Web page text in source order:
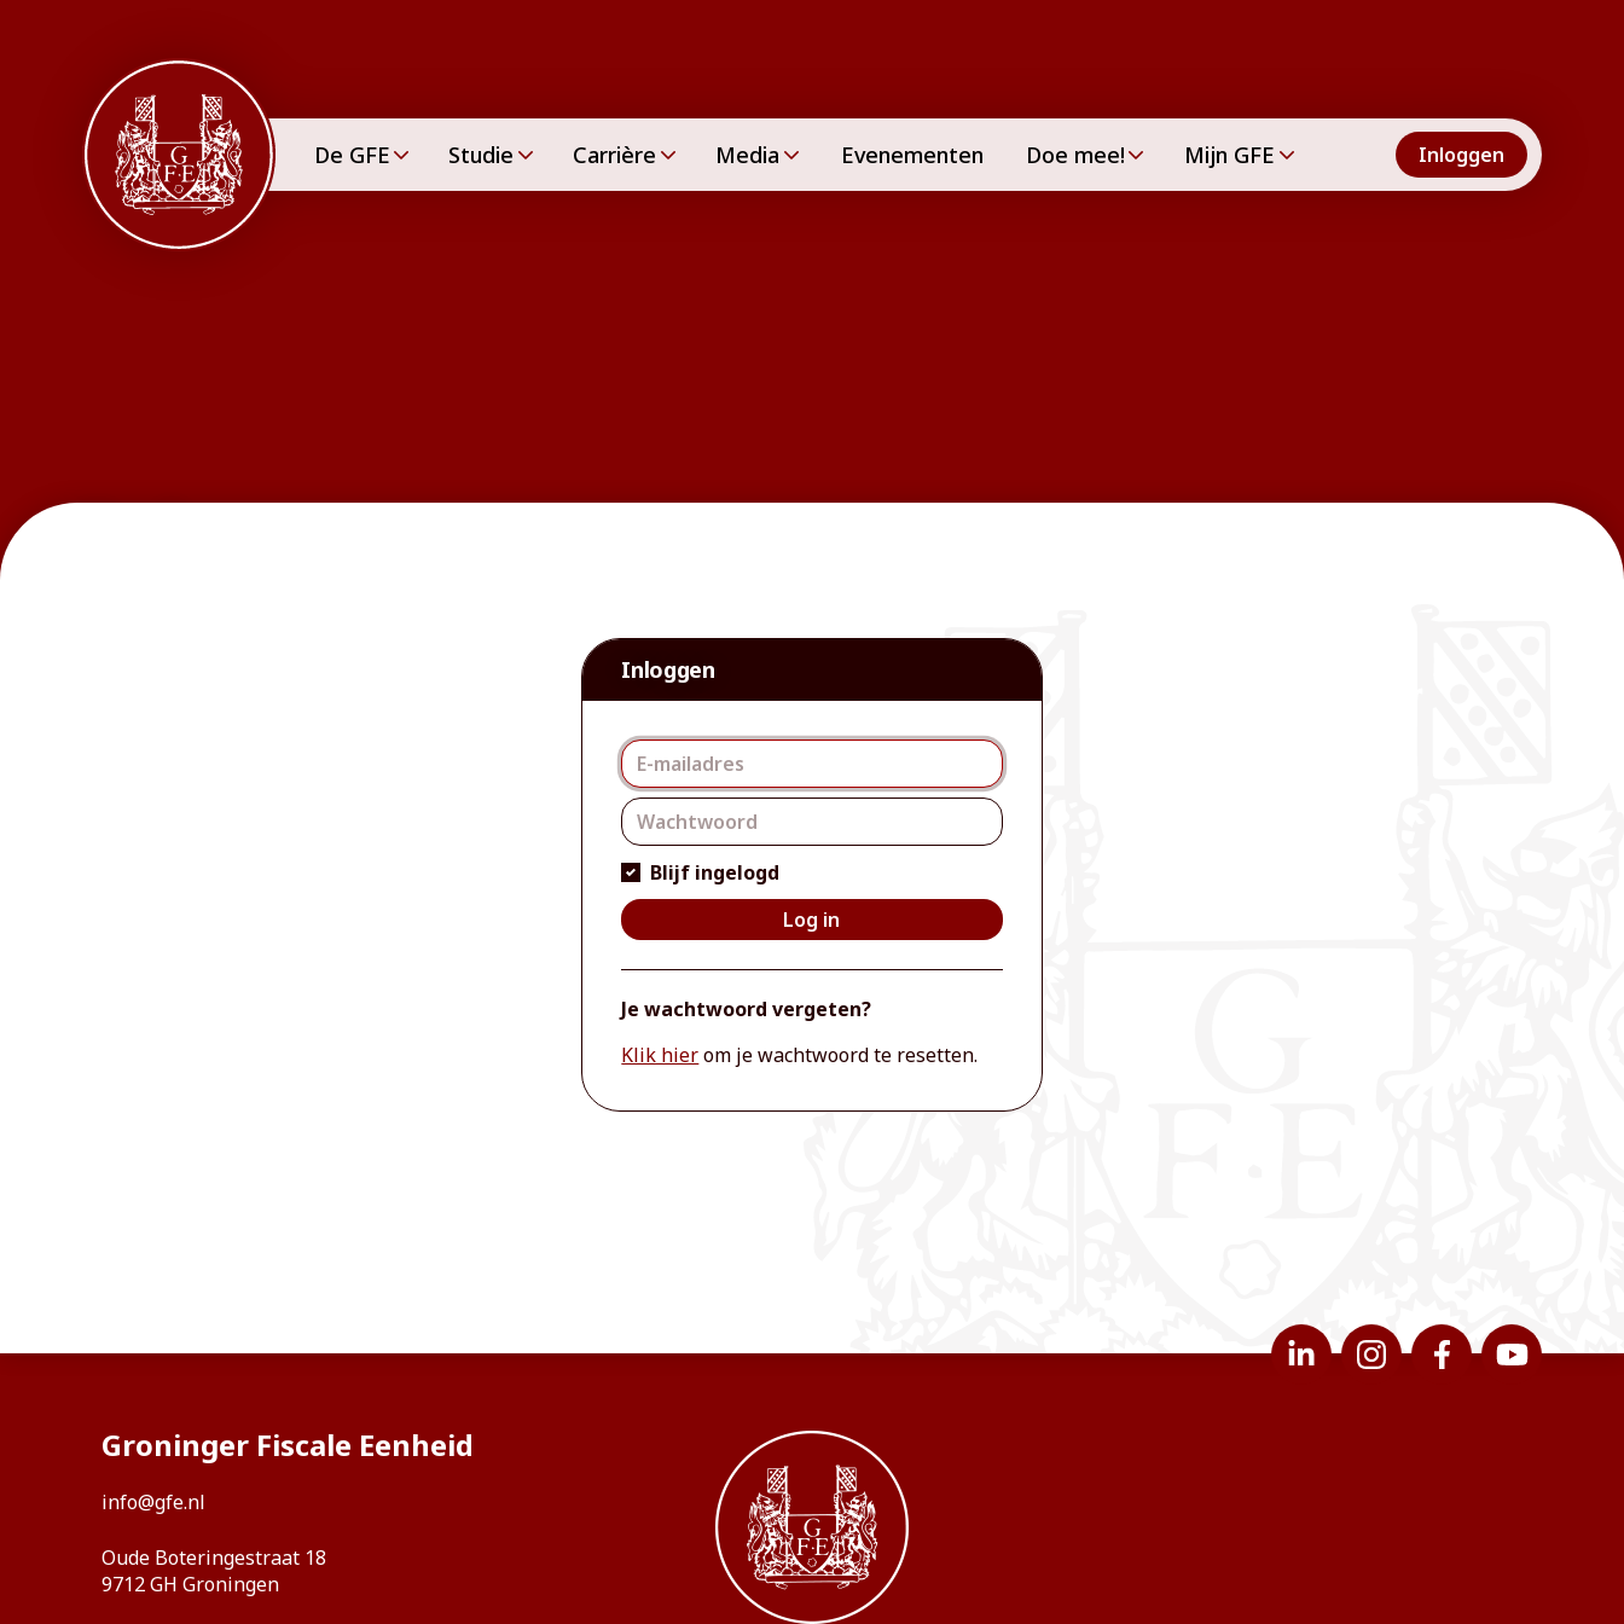
De GFE Studie Carrière Media Evenementen Doe mee! Mijn GFE Inloggen
Inloggen
Blijf ingelogd
Log in
Je wachtwoord vergeten?
Klik hierom je wachtwoord te resetten.
Groninger Fiscale Eenheid
info@gfe.nl
Oude Boteringestraat 18
9712 GH Groningen